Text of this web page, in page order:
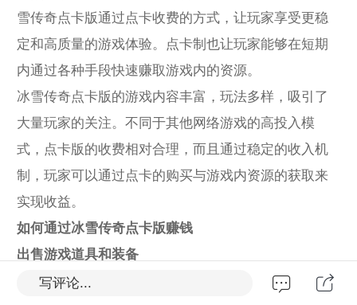
雪传奇点卡版通过点卡收费的方式，让玩家享受更稳
定和高质量的游戏体验。点卡制也让玩家能够在短期
内通过各种手段快速赚取游戏内的资源。
冰雪传奇点卡版的游戏内容丰富，玩法多样，吸引了
大量玩家的关注。不同于其他网络游戏的高投入模
式，点卡版的收费相对合理，而且通过稳定的收入机
制，玩家可以通过点卡的购买与游戏内资源的获取来
实现收益。
如何通过冰雪传奇点卡版赚钱
出售游戏道具和装备
冰雪传奇点卡版中有着丰富的装备系统，不同的装备
写评论...